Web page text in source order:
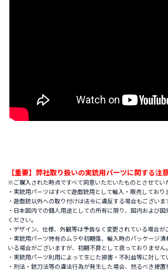
【重要】弊社取り扱いの実銃用パーツに関する注
※ご購入された時点ですべて同意いただいたものとさせてい
・実銃用パーツはすべて遊戯銃用として輸入・販売しており
・遊戯銃以外への取り付けは法令に違反する場合もございま
・日本国内での個人用途としての所有に限り、国内および
ください。
・デザイン、仕様、外観等は予告なく変更されている場合が
・実銃用パーツ特有のムラや初期傷、輸入時のパッケージ
いる場合がございますが、初期不良として扱っておりません。
・実銃用パーツ利用によって生じた損害・不利益等に対して
・刑法・銃刀法等の違法行為が発生した場合、然るべき措置